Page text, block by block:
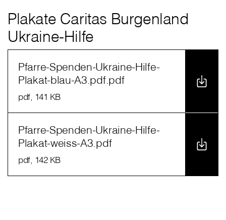
Plakate Caritas Burgenland
Ukraine-Hilfe
Pfarre-Spenden-Ukraine-Hilfe-
Plakat-blau-A3.pdf.pdf
pdf, 141 KB
Pfarre-Spenden-Ukraine-Hilfe-
Plakat-weiss-A3.pdf
pdf, 142 KB